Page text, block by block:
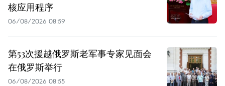
核应用程序
06/08/2026 08:59
第53次援越俄罗斯老军事专家见面会
在俄罗斯举行
06/08/2026 08:55